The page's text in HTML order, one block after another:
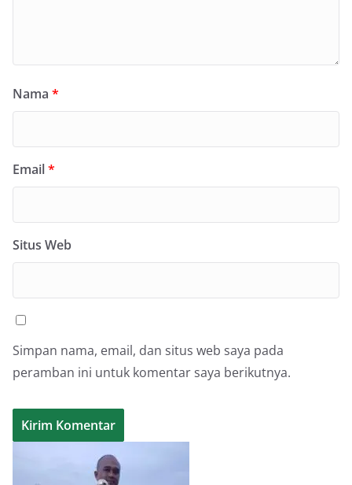
Nama *
Email*
Situs Web
Simpan nama, email, dan situs web saya pada
peramban ini untuk komentar saya berikutnya.